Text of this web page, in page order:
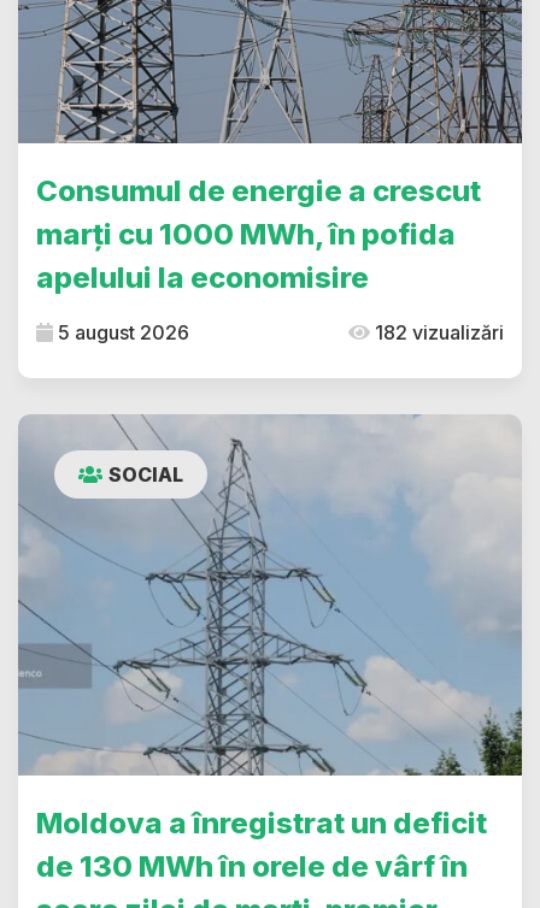
Consumul de energie a crescut
marți cu 1000 MWh, în pofida
apelului la economisire
5 august 2026 182 vizualizări
SOCIAL
Moldova a înregistrat un deficit
de 130 MWh în orele de vârf în